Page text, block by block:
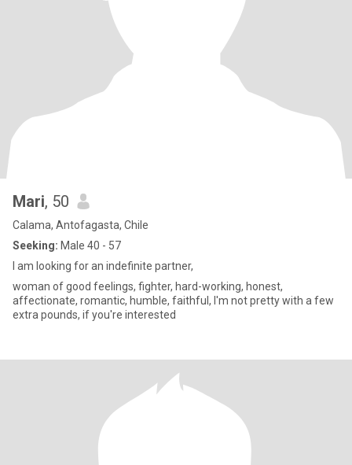
Mari, 50
Calama, Antofagasta, Chile
Seeking: Male 40 - 57
I am looking for an indefinite partner,
woman of good feelings, fighter, hard-working, honest,
affectionate, romantic, humble, faithful, I'm not pretty with a few
extra pounds, if you're interested